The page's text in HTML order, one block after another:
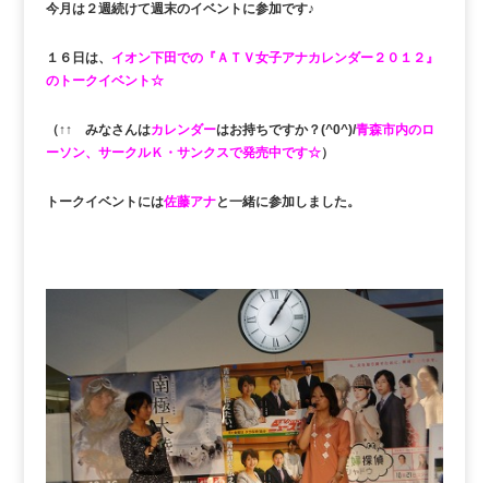
今月は２週続けて週末のイベントに参加です♪
１６日は、 イオン下田での『ＡＴＶ女子アナカレンダー２０１２』
のトークイベント☆
（↑↑ みなさんはカレンダーはお持ちですか？(^0^)/青森市内のロ
ーソン、サークルＫ・サンクスで発売中です☆）
トークイベントには佐藤アナと一緒に参加しました。